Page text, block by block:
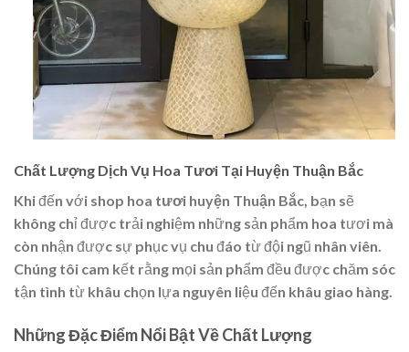
Chất Lượng Dịch Vụ Hoa Tươi Tại Huyện Thuận Bắc
Khi đến với shop hoa tươi huyện Thuận Bắc, bạn sẽ
không chỉ được trải nghiệm những sản phẩm hoa tươi mà
còn nhận được sự phục vụ chu đáo từ đội ngũ nhân viên.
Chúng tôi cam kết rằng mọi sản phẩm đều được chăm sóc
tận tình từ khâu chọn lựa nguyên liệu đến khâu giao hàng.
Những Đặc Điểm Nổi Bật Về Chất Lượng